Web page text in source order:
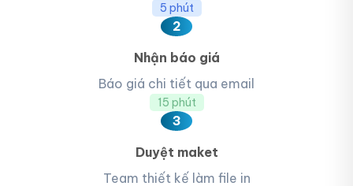
5 phút
2
Nhận báo giá
Báo giá chi tiết qua email
15 phút
3
Duyệt maket
Team thiết kế làm file in